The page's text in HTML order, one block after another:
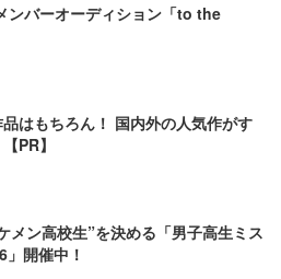
バーオーディション「to the
はもちろん！ 国内外の人気作がす
PR】
メン高校生”を決める「男子高生ミス
開催中！